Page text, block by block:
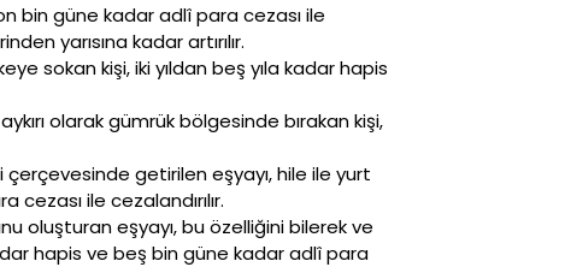
bin güne kadar adlî para cezası ile
yarısına kadar artırılır.
sokan kişi, iki yıldan beş yıla kadar hapis
olarak gümrük bölgesinde bırakan kişi,
getirilen eşyayı, hile ile yurt
ile cezalandırılır.
oluşturan eşyayı, bu özelliğini bilerek ve
hapis ve beş bin güne kadar adlî para